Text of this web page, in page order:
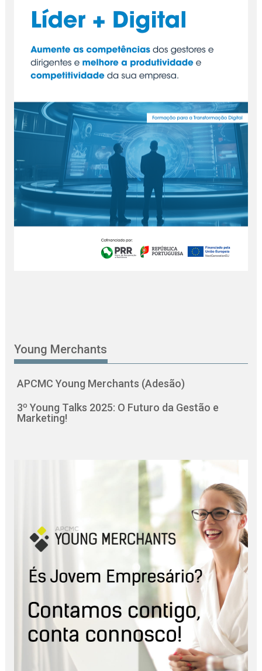
Young Merchants
APCMC Young Merchants (Adesão)
3º Young Talks 2025: O Futuro da Gestão e
Marketing!